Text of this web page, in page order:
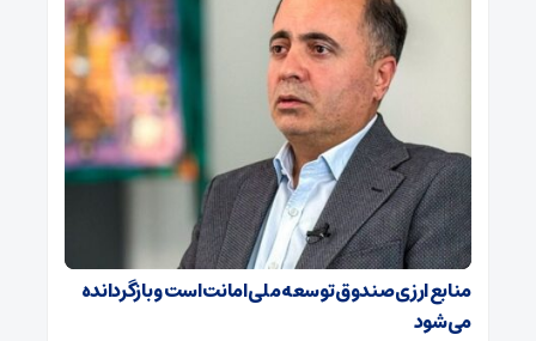
منابع ارزی صندوق توسعه ملی امانت است و بازگردانده
می‌شود